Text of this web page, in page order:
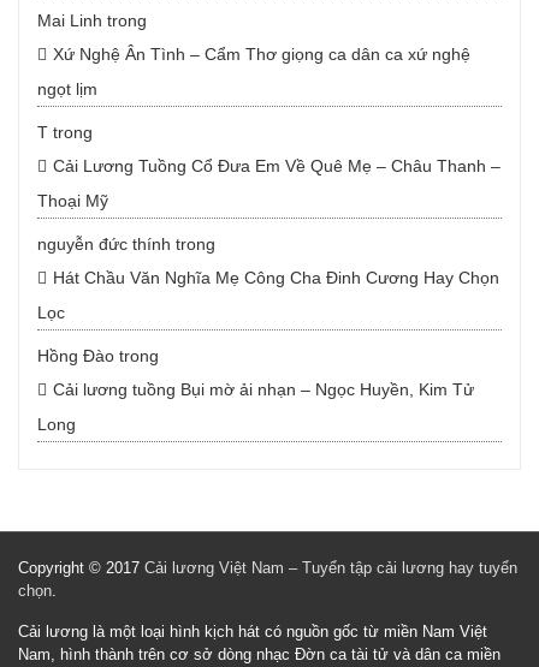
Mai Linh trong
Xứ Nghệ Ân Tình – Cẩm Thơ giọng ca dân ca xứ nghệ
ngọt lịm
T trong
Cải Lương Tuồng Cổ Đưa Em Về Quê Mẹ – Châu Thanh –
Thoại Mỹ
nguyễn đức thính trong
Hát Chầu Văn Nghĩa Mẹ Công Cha Đinh Cương Hay Chọn
Lọc
Hồng Đào trong
Cải lương tuồng Bụi mờ ải nhạn – Ngọc Huyền, Kim Tử
Long
Copyright © 2017 Cải lương Việt Nam – Tuyển tập cải lương hay tuyển
chọn.
Cải lương là một loại hình kịch hát có nguồn gốc từ miền Nam Việt
Nam, hình thành trên cơ sở dòng nhạc Đờn ca tài tử và dân ca miền